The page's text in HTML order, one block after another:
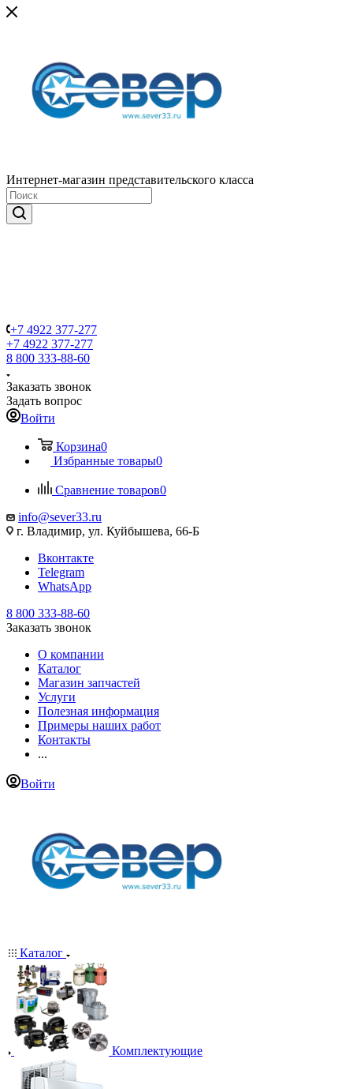
Интернет-магазин представительского класса
+7 4922 377-277
+7 4922 377-277
8 800 333-88-60
Заказать звонок
Задать вопрос
Войти
Корзина0
Избранные товары0
Сравнение товаров0
info@sever33.ru
г. Владимир, ул. Куйбышева, 66-Б
Вконтакте
Telegram
WhatsApp
8 800 333-88-60
Заказать звонок
О компании
Каталог
Магазин запчастей
Услуги
Полезная информация
Примеры наших работ
Контакты
...
Войти
Каталог
Комплектующие